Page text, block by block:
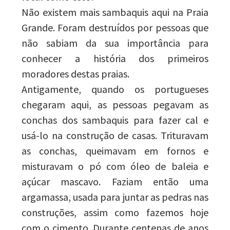
Não existem mais sambaquis aqui na Praia
Grande. Foram destruídos por pessoas que
não sabiam da sua importância para
conhecer a história dos primeiros
moradores destas praias.
Antigamente, quando os portugueses
chegaram aqui, as pessoas pegavam as
conchas dos sambaquis para fazer cal e
usá-lo na construção de casas. Trituravam
as conchas, queimavam em fornos e
misturavam o pó com óleo de baleia e
açúcar mascavo. Faziam então uma
argamassa, usada para juntar as pedras nas
construções, assim como fazemos hoje